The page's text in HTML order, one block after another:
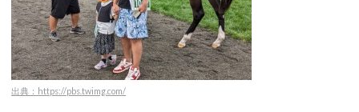
出典：https://pbs.twimg.com/